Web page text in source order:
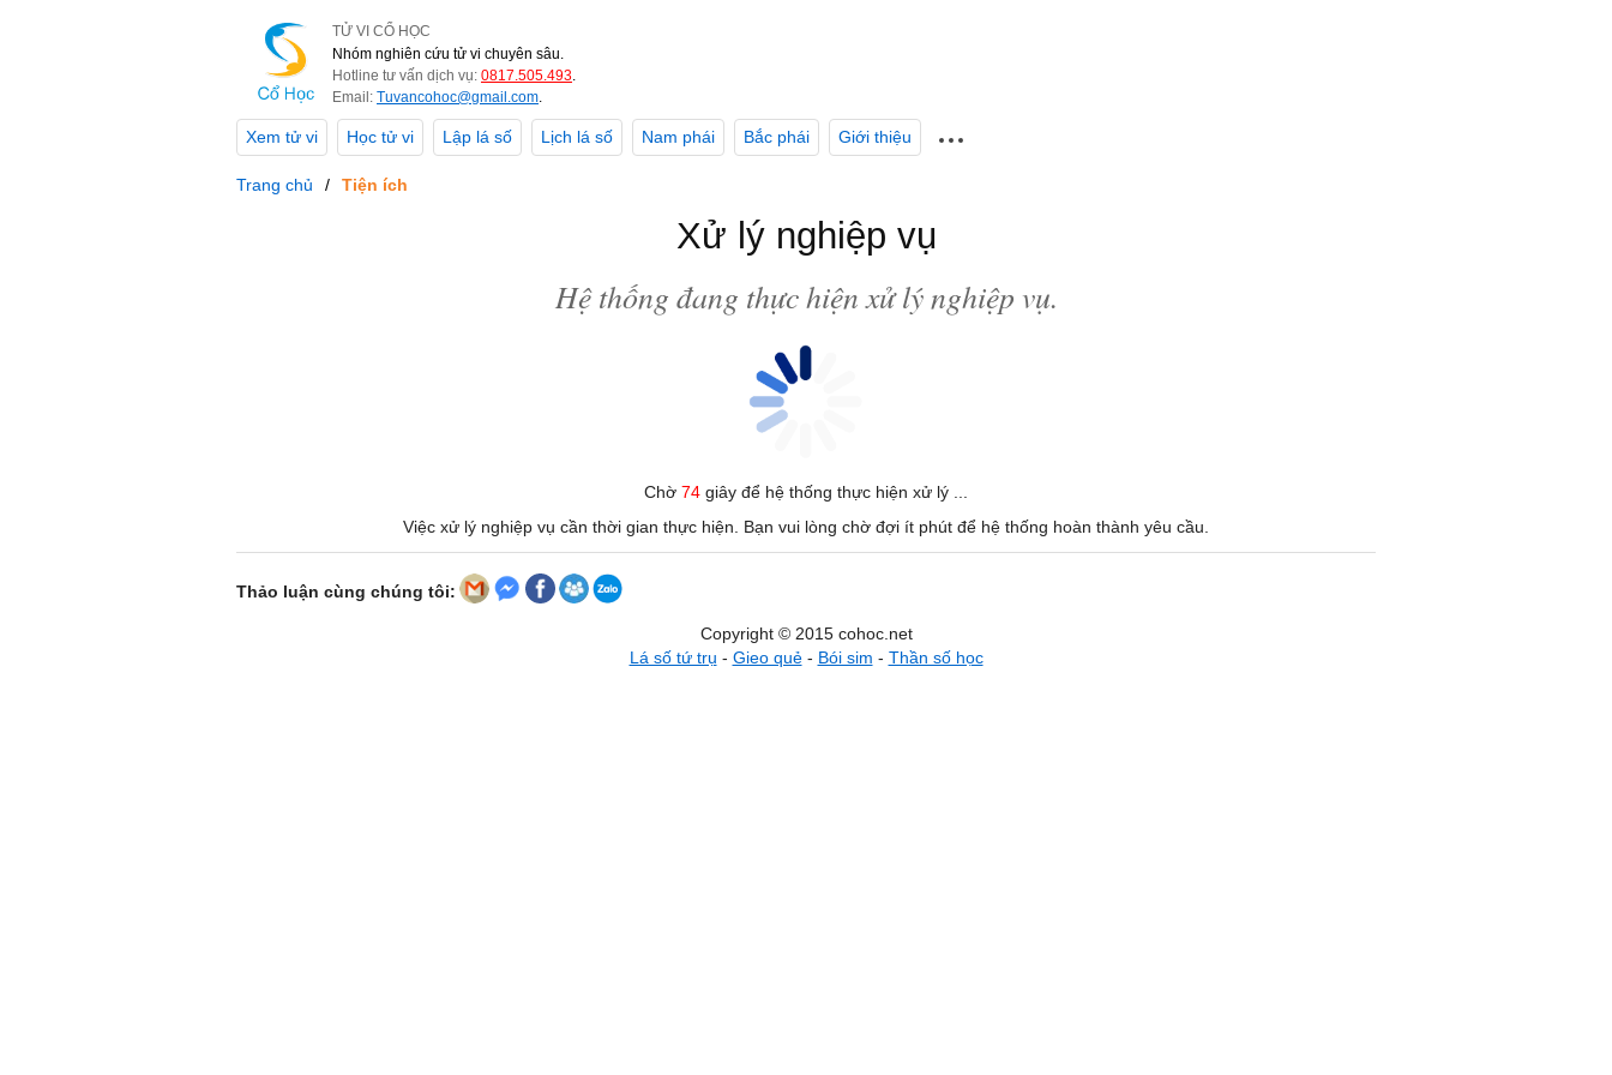
TỬ VI CỔ HỌC
Nhóm nghiên cứu tử vi chuyên sâu.
Hotline tư vấn dịch vụ: 0817.505.493.
Email: Tuvancohoc@gmail.com.
Xem tử vi Học tử vi Lập lá số Lịch lá số Nam phái Bắc phái Giới thiệu
Trang chủ Tiện ích
Xử lý nghiệp vụ
Hệ thống đang thực hiện xử lý nghiệp vụ.
Chờ 74 giây để hệ thống thực hiện xử lý ...
Việc xử lý nghiệp vụ cần thời gian thực hiện. Bạn vui lòng chờ đợi ít phút để hệ thống hoàn thành yêu cầu.
Thảo luận cùng chúng tôi:
Copyright © 2015 cohoc.net
Lá số tứ trụ - Gieo quẻ- Bói sim - Thần số học